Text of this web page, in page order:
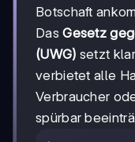
Botschaft
DasGesetz
(UWG) setzt
verbietet alle
Verbraucher
spürbar